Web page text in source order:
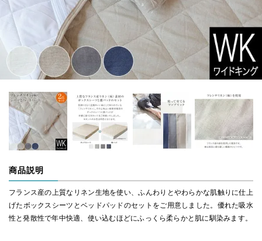
商品説明
フランス産の上質なリネン生地を使い、ふんわりとやわらかな肌触りに仕上
げたボックスシーツとベッドパッドのセットをご用意しました。優れた吸水
性と発散性で年中快適、使い込むほどにふっくら柔らかと肌に馴染みます。